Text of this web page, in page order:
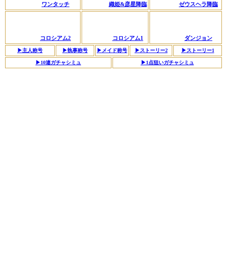
ワンタッチ 織姫&彦星降臨 ゼウスヘラ降臨
コロシアム2 コロシアム1 ダンジョン
▶︎主人称号 ▶︎執事称号 ▶︎メイド称号 ▶ストーリー2 ▶︎ストーリー1
▶︎10連ガチャシミュ ▶︎1点狙いガチャシミュ